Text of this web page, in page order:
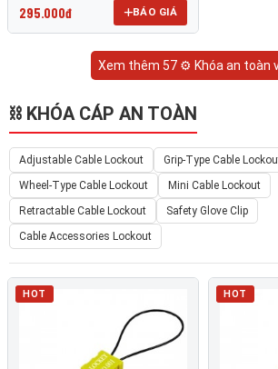
295.000đ BÁO GIÁ
Xem thêm 57 ⚙️ Khóa an toàn
⛓ KHÓA CÁP AN TOÀN
Adjustable Cable Lockout Grip-Type Cable
Wheel-Type Cable Lockout
Mini Cable Lockout
Retractable Cable Lockout
Safety Glove Clip
Cable Accessories Lockout
HOT HOT